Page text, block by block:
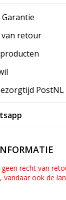
van retour
PostNL
recht van
ook de